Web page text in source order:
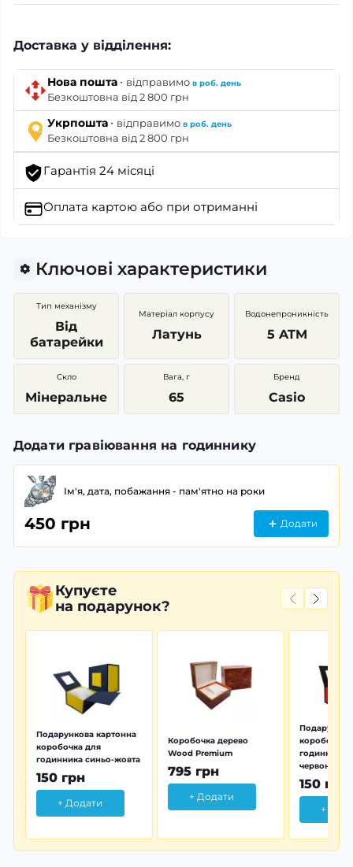
Доставка у відділення:
Нова пошта · відправимо в роб. день
Безкоштовна від 2 800 грн
Укрпошта · відправимо в роб. день
Безкоштовна від 2 800 грн
Гарантія 24 місяці
Оплата картою або при отриманні
Ключові характеристики
Тип механізму
Від
батарейки
Матеріал корпусу
Латунь
Водонепроникність
5 ATM
Скло
Мінеральне
Вага, г
65
Бренд
Casio
Додати гравіювання на годиннику
Ім'я, дата, побажання - пам'ятно на роки
450 грн Додати
Купуєте
на подарунок?
Подарункова картонна
коробочка для
годинника синьо-жовта
150 грн
+ Додати
Коробочка дерево
Wood Premium
795 грн
+ Додати
коробочка
годинника
червона
150 грн
+